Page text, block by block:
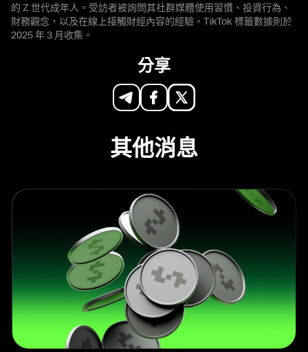
的 Z 世代成年人。受訪者被詢問其社群媒體使用習慣、投資行為、
財務觀念，以及在線上接觸財經內容的經驗。TikTok 標籤數據則於
2025 年 3 月收集。
分享
其他消息